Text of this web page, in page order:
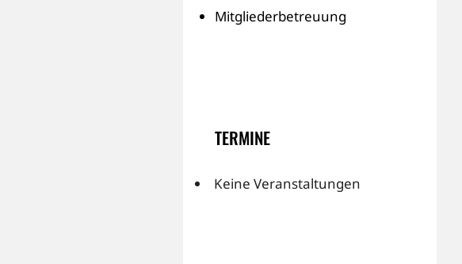
Mitgliederbetreuung
TERMINE
Keine Veranstaltungen